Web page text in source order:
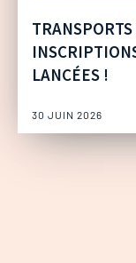
LANCÉES !
30 JUIN 2026